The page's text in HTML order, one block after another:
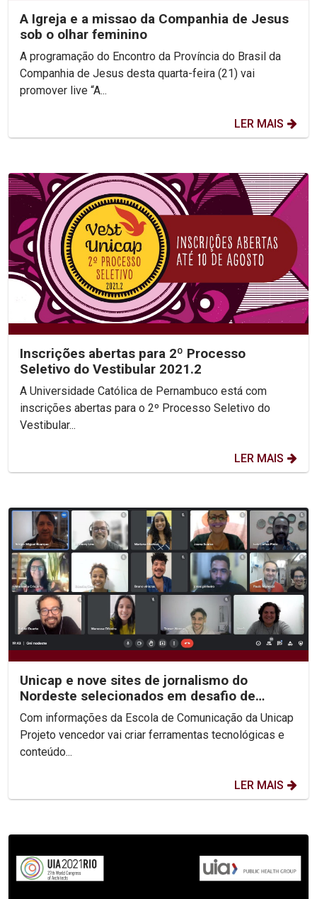
A Igreja e a missao da Companhia de Jesus
sob o olhar feminino
A programação do Encontro da Província do Brasil da
Companhia de Jesus desta quarta-feira (21) vai
promover live “A...
LER MAIS
Inscrições abertas para 2º Processo
Seletivo do Vestibular 2021.2
A Universidade Católica de Pernambuco está com
inscrições abertas para o 2º Processo Seletivo do
Vestibular...
LER MAIS
Unicap e nove sites de jornalismo do
Nordeste selecionados em desafio de
inovação do Google
Com informações da Escola de Comunicação da Unicap
Projeto vencedor vai criar ferramentas tecnológicas e
conteúdo...
LER MAIS